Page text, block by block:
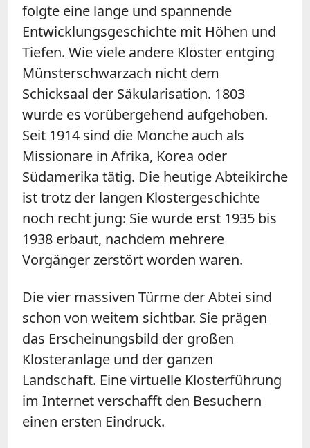
folgte eine lange und spannende
Entwicklungsgeschichte mit Höhen und
Tiefen. Wie viele andere Klöster entging
Münsterschwarzach nicht dem
Schicksaal der Säkularisation. 1803
wurde es vorübergehend aufgehoben.
Seit 1914 sind die Mönche auch als
Missionare in Afrika, Korea oder
Südamerika tätig. Die heutige Abteikirche
ist trotz der langen Klostergeschichte
noch recht jung: Sie wurde erst 1935 bis
1938 erbaut, nachdem mehrere
Vorgänger zerstört worden waren.
Die vier massiven Türme der Abtei sind
schon von weitem sichtbar. Sie prägen
das Erscheinungsbild der großen
Klosteranlage und der ganzen
Landschaft. Eine virtuelle Klosterführung
im Internet verschafft den Besuchern
einen ersten Eindruck.